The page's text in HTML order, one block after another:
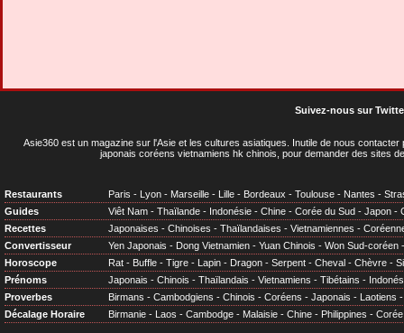
Suivez-nous sur
Asie360 est un magazine sur l'Asie et les cultures asiatiques . Inutile de nous
japonais coréens vietnamiens hk chinois, pour demander des sites
Restaurants Paris - Lyon - Marseille - Lille - Bordeaux - Toulouse - Nantes -
Guides
Viêt Nam - Thaïlande - Indonésie - Chine - Corée du Sud - Japon -
Recettes
Japonaises - Chinoises - Thaïlandaises - Vietnamiennes -
Convertisseur
Yen Japonais - Dong Vietnamien - Yuan Chinois - Won Sud-coréen
Horoscope
Rat - Buffle - Tigre - Lapin - Dragon - Serpent - Cheval - Chèvre -
Prénoms
Japonais - Chinois - Thaïlandais - Vietnamiens - Tibétains -
Proverbes
Birmans - Cambodgiens - Chinois - Coréens - Japonais - Laotiens
Décalage Horaire
Birmanie - Laos - Cambodge - Malaisie - Chine - Philippines - Corée